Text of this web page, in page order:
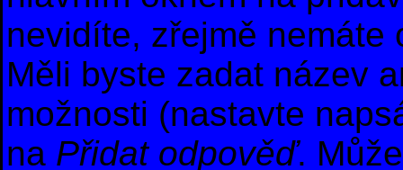
nevidíte, zřejmě
Měli byste zadat název
možnosti (nastavte
na Přidat odpověď.